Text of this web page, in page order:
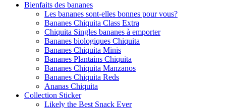
Bienfaits des bananes
Les bananes sont-elles bonnes pour vous?
Bananes Chiquita Class Extra
Chiquita Singles bananes à emporter
Bananes biologiques Chiquita
Bananes Chiquita Minis
Bananes Plantains Chiquita
Bananes Chiquita Manzanos
Bananes Chiquita Reds
Ananas Chiquita
Collection Sticker
Likely the Best Snack Ever